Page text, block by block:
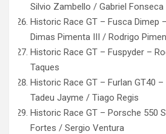
Silvio Zambello / Gabriel Fonseca
Historic Race GT – Fusca Dimep
Dimas Pimenta III / Rodrigo
Historic Race GT – Fuspyder –
Taques
Historic Race GT – Furlan GT40
Tadeu Jayme / Tiago Regis
Historic Race GT – Porsche 550
Fortes / Sergio Ventura